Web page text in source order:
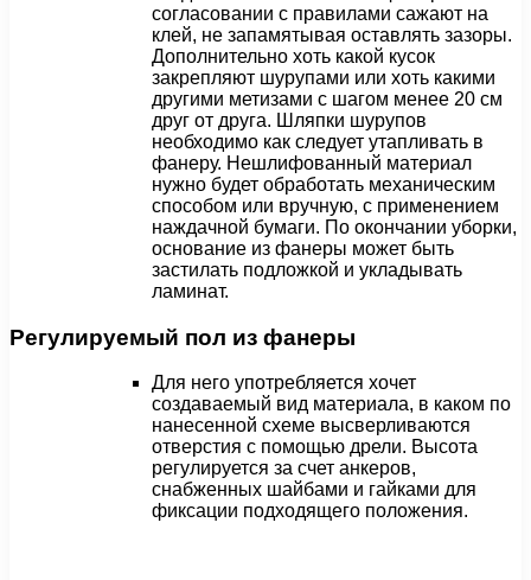
согласовании с правилами сажают на
клей, не запамятывая оставлять зазоры.
Дополнительно хоть какой кусок
закрепляют шурупами или хоть какими
другими метизами с шагом менее 20 см
друг от друга. Шляпки шурупов
необходимо как следует утапливать в
фанеру. Нешлифованный материал
нужно будет обработать механическим
способом или вручную, с применением
наждачной бумаги. По окончании уборки,
основание из фанеры может быть
застилать подложкой и укладывать
ламинат.
Регулируемый пол из фанеры
Для него употребляется хочет
создаваемый вид материала, в каком по
нанесенной схеме высверливаются
отверстия с помощью дрели. Высота
регулируется за счет анкеров,
снабженных шайбами и гайками для
фиксации подходящего положения.